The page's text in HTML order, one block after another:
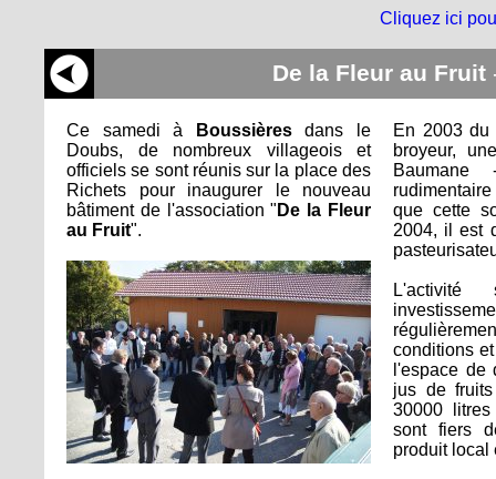
Cliquez ici
De la Fleur au Fruit
Ce samedi à Boussièresdans le
Doubs, de nombreux villageois et
officiels se sont réunis sur la place des
Richets pour inaugurer le nouveau
bâtiment de l'association " De la Fleur
au Fruit".
En 2003
broyeur,
que cette
2004, il est
L'activité
conditions
l'espace de
jus de
30000
sont fiers
produit local